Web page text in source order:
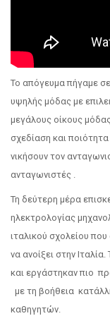
Το απόγευμα πήγαμε
υψηλής μόδας με
μεγάλους οίκους
σχεδίαση και
νικήσουν τον
ανταγωνιστές .
Τη δεύτερη μέρα
ηλεκτρολογίας
ιταλικού σχολείου
να ανοίξει στην
και εργάστηκαν πιο
με τη βοήθεια
καθηγητών.